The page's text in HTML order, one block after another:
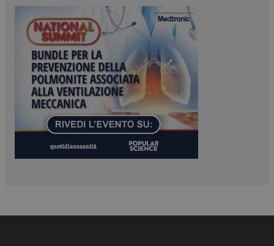
tracking-sites-
ironfish-session-id
www.dailyhealthindustry.it